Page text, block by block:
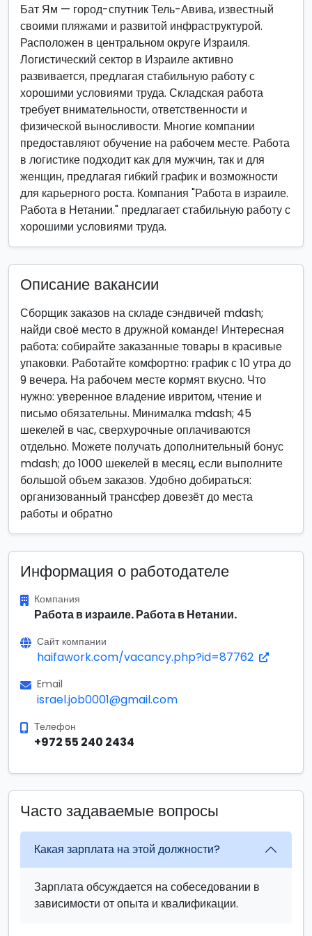
Бат Ям — город-спутник Тель-Авива, известный
своими пляжами и развитой инфраструктурой.
Расположен в центральном округе Израиля.
Логистический сектор в Израиле активно
развивается, предлагая стабильную работу с
хорошими условиями труда. Складская работа
требует внимательности, ответственности и
физической выносливости. Многие компании
предоставляют обучение на рабочем месте. Работа
в логистике подходит как для мужчин, так и для
женщин, предлагая гибкий график и возможности
для карьерного роста. Компания "Работа в израиле.
Работа в Нетании." предлагает стабильную работу с
хорошими условиями труда.
Описание вакансии
Сборщик заказов на складе сэндвичей mdash;
найди своё место в дружной команде! Интересная
работа: собирайте заказанные товары в красивые
упаковки. Работайте комфортно: график с 10 утра до
9 вечера. На рабочем месте кормят вкусно. Что
нужно: уверенное владение ивритом, чтение и
письмо обязательны. Минималка mdash; 45
шекелей в час, сверхурочные оплачиваются
отдельно. Можете получать дополнительный бонус
mdash; до 1000 шекелей в месяц, если выполните
большой объем заказов. Удобно добираться:
организованный трансфер довезёт до места
работы и обратно
Информация о работодателе
Компания
Работа в израиле. Работа в Нетании.
Сайт компании
haifawork.com/vacancy.php?id=87762
Email
israel.job0001@gmail.com
Телефон
+972 55 240 2434
Часто задаваемые вопросы
Какая зарплата на этой должности?
Зарплата обсуждается на собеседовании в
зависимости от опыта и квалификации.